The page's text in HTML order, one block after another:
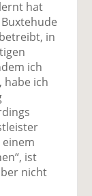
hat
in
ich
habe ich
einem
ist
nicht